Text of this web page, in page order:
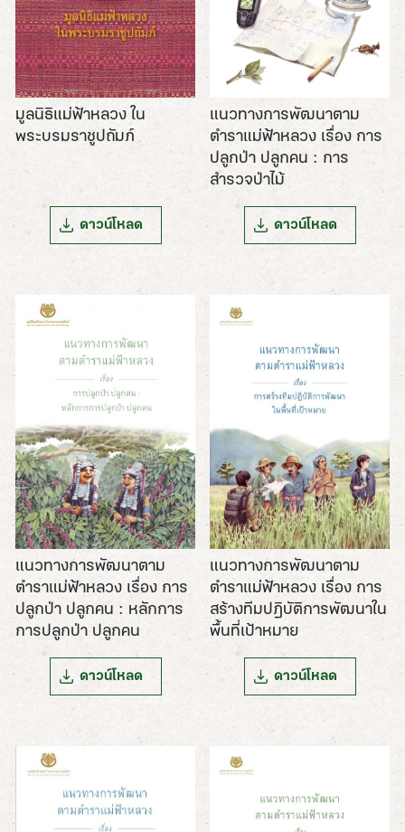
มูลนิธิแม่ฟ้าหลวง ใน
พระบรมราชูปถัมภ์
ดาวน์โหลด
แนวทางการพัฒนาตาม
ตำราแม่ฟ้าหลวง เรื่อง การ
ปลูกป่า ปลูกคน : การ
สำรวจป่าไม้
ดาวน์โหลด
แนวทางการพัฒนาตาม
ตำราแม่ฟ้าหลวง เรื่อง การ
ปลูกป่า ปลูกคน : หลักการ
การปลูกป่า ปลูกคน
ดาวน์โหลด
แนวทางการพัฒนาตาม
ตำราแม่ฟ้าหลวง เรื่อง การ
สร้างทีมปฏิบัติการพัฒนาใน
พื้นที่เป้าหมาย
ดาวน์โหลด